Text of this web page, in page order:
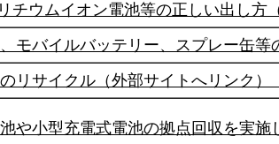
チウムイオン電池等の正しい出し方
モバイルバッテリー、スプレー缶
リサイクル（外部サイトへリンク）
や小型充電式電池の拠点回収を実